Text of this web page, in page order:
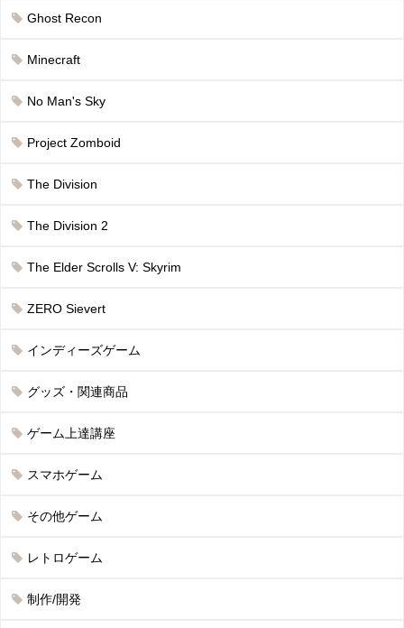
Ghost Recon
Minecraft
No Man's Sky
Project Zomboid
The Division
The Division 2
The Elder Scrolls V: Skyrim
ZERO Sievert
インディーズゲーム
グッズ・関連商品
ゲーム上達講座
スマホゲーム
その他ゲーム
レトロゲーム
制作/開発